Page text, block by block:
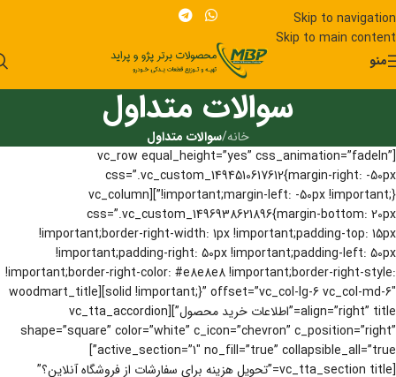
Skip to navigation
Skip to main content
منو
سوالات متداول
خانه/سوالات متداول
[vc_row equal_height=”yes” css_animation=”fadeIn”
css=”.vc_custom_1494510617612{margin-right: -50px
!important;margin-left: -50px !important;}”][vc_column
css=”.vc_custom_1496938621896{margin-bottom: 20px
!important;border-right-width: 1px !important;padding-top: 15px
!important;padding-right: 50px !important;padding-left: 50px
!important;border-right-color: #e8e8e8 !important;border-right-style:
solid !important;}” offset=”vc_col-lg-6 vc_col-md-6″][woodmart_title
align=”right” title=”اطلاعات خرید محصول”][vc_tta_accordion
shape=”square” color=”white” c_icon=”chevron” c_position=”right”
active_section=”1″ no_fill=”true” collapsible_all=”true”]
[vc_tta_section title=”تحویل هزینه برای سفارشات از فروشگاه آنلاین؟”